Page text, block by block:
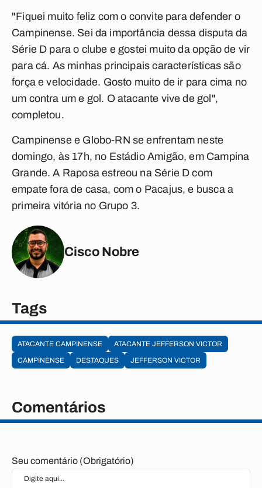
"Fiquei muito feliz com o convite para defender o
Campinense. Sei da importância dessa disputa da
Série D para o clube e gostei muito da opção de vir
para cá. As minhas principais características são
força e velocidade. Gosto muito de ir para cima no
um contra um e gol. O atacante vive de gol",
completou.
Campinense e Globo-RN se enfrentam neste
domingo, às 17h, no Estádio Amigão, em Campina
Grande. A Raposa estreou na Série D com
empate fora de casa, com o Pacajus, e busca a
primeira vitória no Grupo 3.
Cisco Nobre
Tags
ATACANTE CAMPINENSE
ATACANTE JEFFERSON VICTOR
CAMPINENSE
DESTAQUES JEFFERSON VICTOR
Comentários
Seu comentário (Obrigatório)